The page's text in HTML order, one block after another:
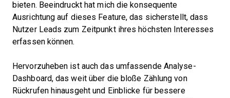
bieten. Beeindruckt hat mich die konsequente
Ausrichtung auf dieses Feature, das sicherstellt, dass
Nutzer Leads zum Zeitpunkt ihres höchsten Interesses
erfassen können.
Hervorzuheben ist auch das umfassende Analyse-
Dashboard, das weit über die bloße Zählung von
Rückrufen hinausgeht und Einblicke für bessere